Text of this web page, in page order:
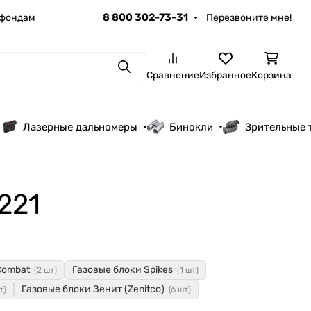
8 800 302-73-31 Перезвоните мне!
ПоискСравнениеИзбранноеКорзина
Лазерные дальномеры Бинокли Зрительные
(2 шт) Газовые блоки Spikes (1 шт)
Газовые блоки Зенит (Zenitco) (6 шт)